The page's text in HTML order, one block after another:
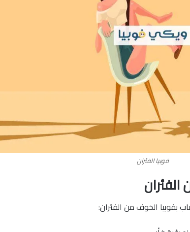
فوبيا الفئران
الخوف من الفئران: